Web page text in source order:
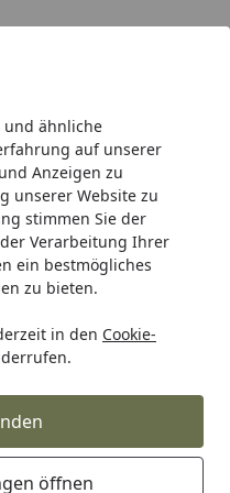
und ähnliche
auf unserer
Anzeigen zu
unserer Website zu
stimmen Sie der
Verarbeitung Ihrer
ein bestmögliches
zu bieten.
in den Cookie-
öffnen
Hotline
& Pool-
bis 468,99€)
SUMMIT
(70187)